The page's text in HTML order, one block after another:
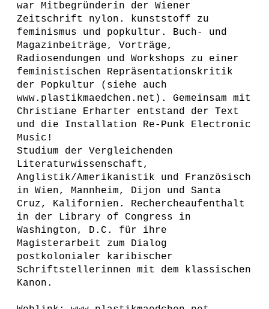
war Mitbegründerin der Wiener
Zeitschrift nylon. kunststoff zu
feminismus und popkultur. Buch- und
Magazinbeiträge, Vorträge,
Radiosendungen und Workshops zu einer
feministischen Repräsentationskritik
der Popkultur (siehe auch
www.plastikmaedchen.net). Gemeinsam mit
Christiane Erharter entstand der Text
und die Installation Re-Punk Electronic
Music!
Studium der Vergleichenden
Literaturwissenschaft,
Anglistik/Amerikanistik und Französisch
in Wien, Mannheim, Dijon und Santa
Cruz, Kalifornien. Rechercheaufenthalt
in der Library of Congress in
Washington, D.C. für ihre
Magisterarbeit zum Dialog
postkolonialer karibischer
Schriftstellerinnen mit dem klassischen
Kanon.